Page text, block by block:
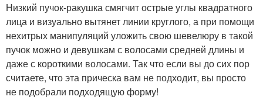
Низкий пучок-ракушка смягчит острые углы квадратного
лица и визуально вытянет линии круглого, а при помощи
нехитрых манипуляций уложить свою шевелюру в такой
пучок можно и девушкам с волосами средней длины и
даже с короткими волосами. Так что если вы до сих пор
считаете, что эта прическа вам не подходит, вы просто
не подобрали подходящую форму!